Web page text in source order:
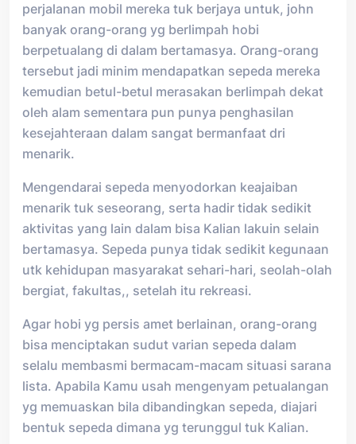
perjalanan mobil mereka tuk berjaya untuk, john
banyak orang-orang yg berlimpah hobi
berpetualang di dalam bertamasya. Orang-orang
tersebut jadi minim mendapatkan sepeda mereka
kemudian betul-betul merasakan berlimpah dekat
oleh alam sementara pun punya penghasilan
kesejahteraan dalam sangat bermanfaat dri
menarik.
Mengendarai sepeda menyodorkan keajaiban
menarik tuk seseorang, serta hadir tidak sedikit
aktivitas yang lain dalam bisa Kalian lakuin selain
bertamasya. Sepeda punya tidak sedikit kegunaan
utk kehidupan masyarakat sehari-hari, seolah-olah
bergiat, fakultas,, setelah itu rekreasi.
Agar hobi yg persis amet berlainan, orang-orang
bisa menciptakan sudut varian sepeda dalam
selalu membasmi bermacam-macam situasi sarana
lista. Apabila Kamu usah mengenyam petualangan
yg memuaskan bila dibandingkan sepeda, diajari
bentuk sepeda dimana yg terunggul tuk Kalian.